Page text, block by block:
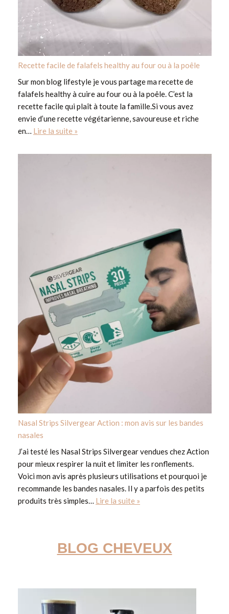
Recette facile de falafels healthy au four ou à la poêle
Sur mon blog lifestyle je vous partage ma recette de
falafels healthy à cuire au four ou à la poêle. C’est la
recette facile qui plaît à toute la famille.Si vous avez
envie d’une recette végétarienne, savoureuse et riche
en… Lire la suite »
Nasal Strips Silvergear Action : mon avis sur les bandes
nasales
J’ai testé les Nasal Strips Silvergear vendues chez Action
pour mieux respirer la nuit et limiter les ronflements.
Voici mon avis après plusieurs utilisations et pourquoi je
recommande les bandes nasales. Il y a parfois des petits
produits très simples… Lire la suite »
BLOG CHEVEUX